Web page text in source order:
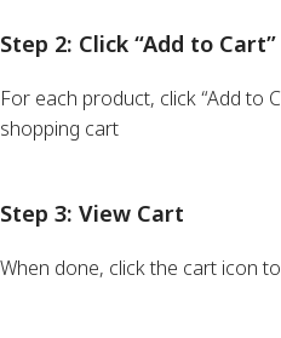
Step 2: Click “Add to Cart”
For each product, click “Add to
shopping cart
Step 3: View Cart
When done, click the cart icon